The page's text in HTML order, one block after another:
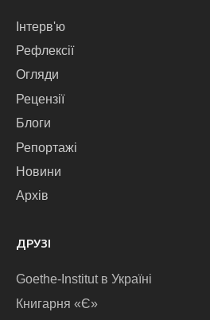
Інтерв'ю
Рефлексії
Огляди
Рецензії
Блоги
Репортажі
Новини
Архів
ДРУЗІ
Goethe-Institut в Україні
Книгарня «Є»